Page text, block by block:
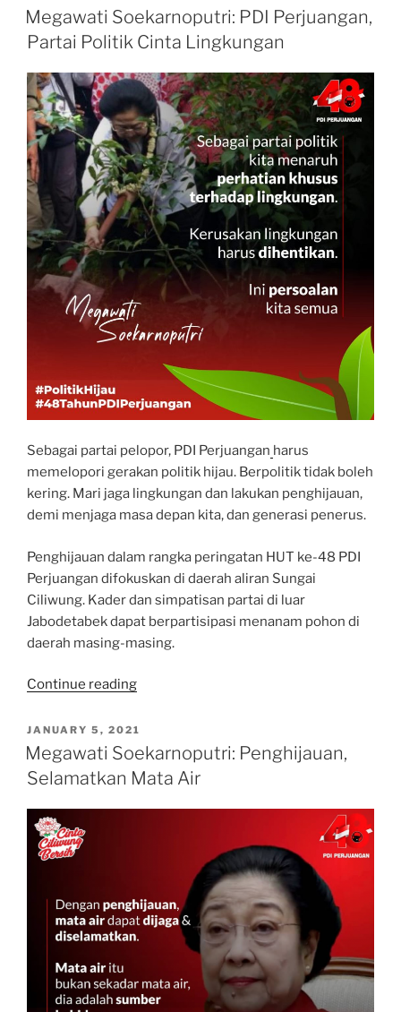
ON
Megawati Soekarnoputri: PDI Perjuangan,
Partai Politik Cinta Lingkungan
Sebagai partai pelopor, PDI Perjuangan harus
memelopori gerakan politik hijau. Berpolitik tidak boleh
kering. Mari jaga lingkungan dan lakukan penghijauan,
demi menjaga masa depan kita, dan generasi penerus.
Penghijauan dalam rangka peringatan HUT ke-48 PDI
Perjuangan difokuskan di daerah aliran Sungai
Ciliwung. Kader dan simpatisan partai di luar
Jabodetabek dapat berpartisipasi menanam pohon di
daerah masing-masing.
Continue reading“Megawati
PDI
Perjuangan,
Partai
Cinta
POSTED
ON
JANUARY 5, 2021
Megawati Soekarnoputri: Penghijauan,
Selamatkan Mata Air